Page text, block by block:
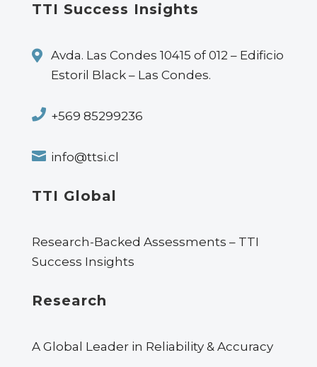
TTI Success Insights

Avda. Las Condes 10415 of 012 – Edificio
Estoril Black – Las Condes.
 +569 85299236
 info@ttsi.cl
TTI Global
Research-Backed Assessments – TTI
Success Insights
Research
A Global Leader in Reliability & Accuracy